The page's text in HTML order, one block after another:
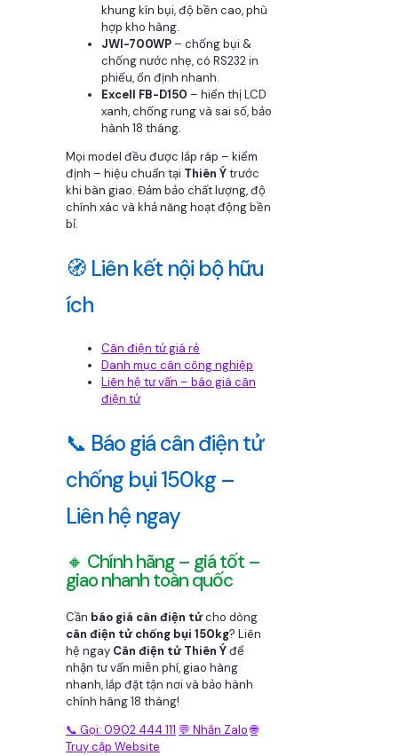
khung kín bụi, độ bền cao, phù
hợp kho hàng.
JWI-700WP – chống bụi &
chống nước nhẹ, có RS232 in
phiếu, ổn định nhanh.
Excell FB-D150 – hiển thị LCD
xanh, chống rung và sai số, bảo
hành 18 tháng.
Mọi model đều được lắp ráp – kiểm
định – hiệu chuẩn tại Thiên Ýtrước
khi bàn giao. Đảm bảo chất lượng, độ
chính xác và khả năng hoạt động bền
bỉ.
🧭 Liên kết nội bộ hữu
ích
Cân điện tử giá rẻ
Danh mục cân công nghiệp
Liên hệ tư vấn – báo giá cân
điện tử
📞 Báo giá cân điện tử
chống bụi 150kg –
Liên hệ ngay
🔸 Chính hãng – giá tốt –
giao nhanh toàn quốc
Cần báo giá cân điện tửcho dòng
cân điện tử chống bụi 150kg? Liên
hệ ngay Cân điện tử Thiên Ýđể
nhận tư vấn miễn phí, giao hàng
nhanh, lắp đặt tận nơi và bảo hành
chính hãng 18 tháng!
📞 Gọi: 0902 444 111 💬 Nhắn Zalo 🌐
Truy cập Website